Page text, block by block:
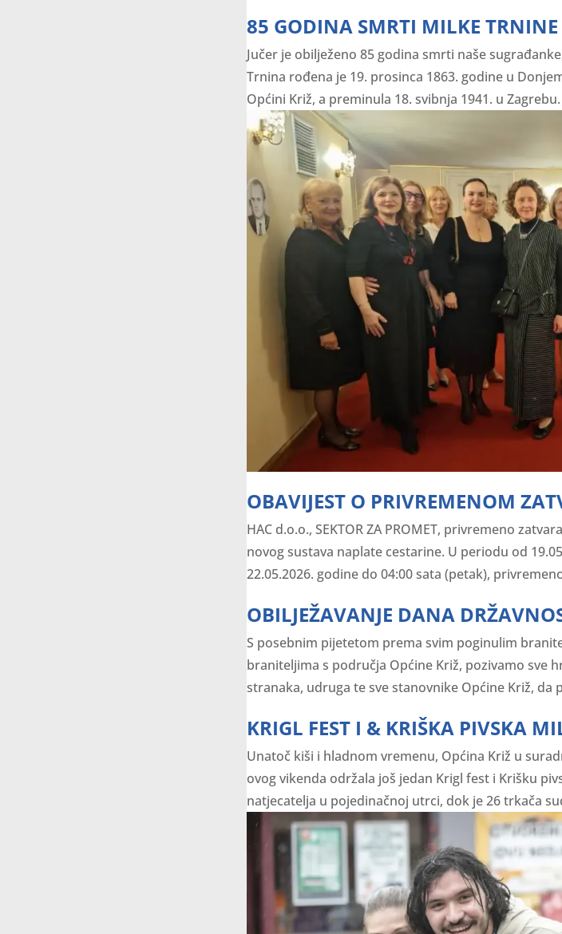
85 GODINA SMRTI MILKE TRNINE
Jučer je obilježeno 85 godina smrti naše
Trnina rođena je 19. prosinca 1863. godine u
Općini Križ, a preminula 18. svibnja 1941. u
OBAVIJEST O PRIVREMENOM
HAC d.o.o., SEKTOR ZA PROMET, privremeno
novog sustava naplate cestarine. U periodu od
22.05.2026. godine do 04:00 sata (petak),
OBILJEŽAVANJE DANA
S posebnim pijetetom prema svim poginulim
braniteljima s područja Općine Križ, pozivamo sve
stranaka, udruga te sve stanovnike Općine Križ, da
KRIGL FEST I & KRIŠKA PIVSKA
Unatoč kiši i hladnom vremenu, Općina Križ u
ovog vikenda održala još jedan Krigl fest i Krišku
natjecatelja u pojedinačnoj utrci, dok je 26 trkača